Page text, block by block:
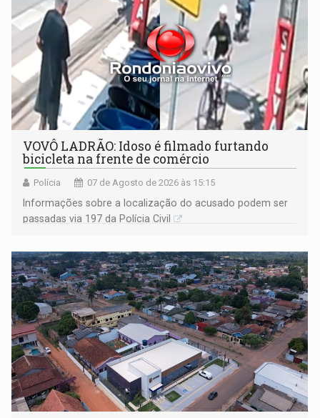
VOVÔ LADRÃO: Idoso é filmado furtando
bicicleta na frente de comércio
Polícia 07 de Agosto de 2026 às 15:15
Informações sobre a localização do acusado podem ser
passadas via 197 da Polícia Civil